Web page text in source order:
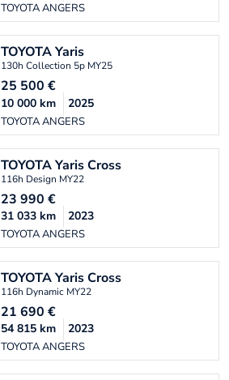
TOYOTA ANGERS
TOYOTAYaris
130h Collection 5p MY25
25 500 €
TOYOTA ANGERS
10 000 km 2025
TOYOTAYaris Cross
116h Design MY22
23 990 €
TOYOTA ANGERS
31 033 km 2023
TOYOTAYaris Cross
116h Dynamic MY22
21 690 €
TOYOTA ANGERS
54 815 km 2023